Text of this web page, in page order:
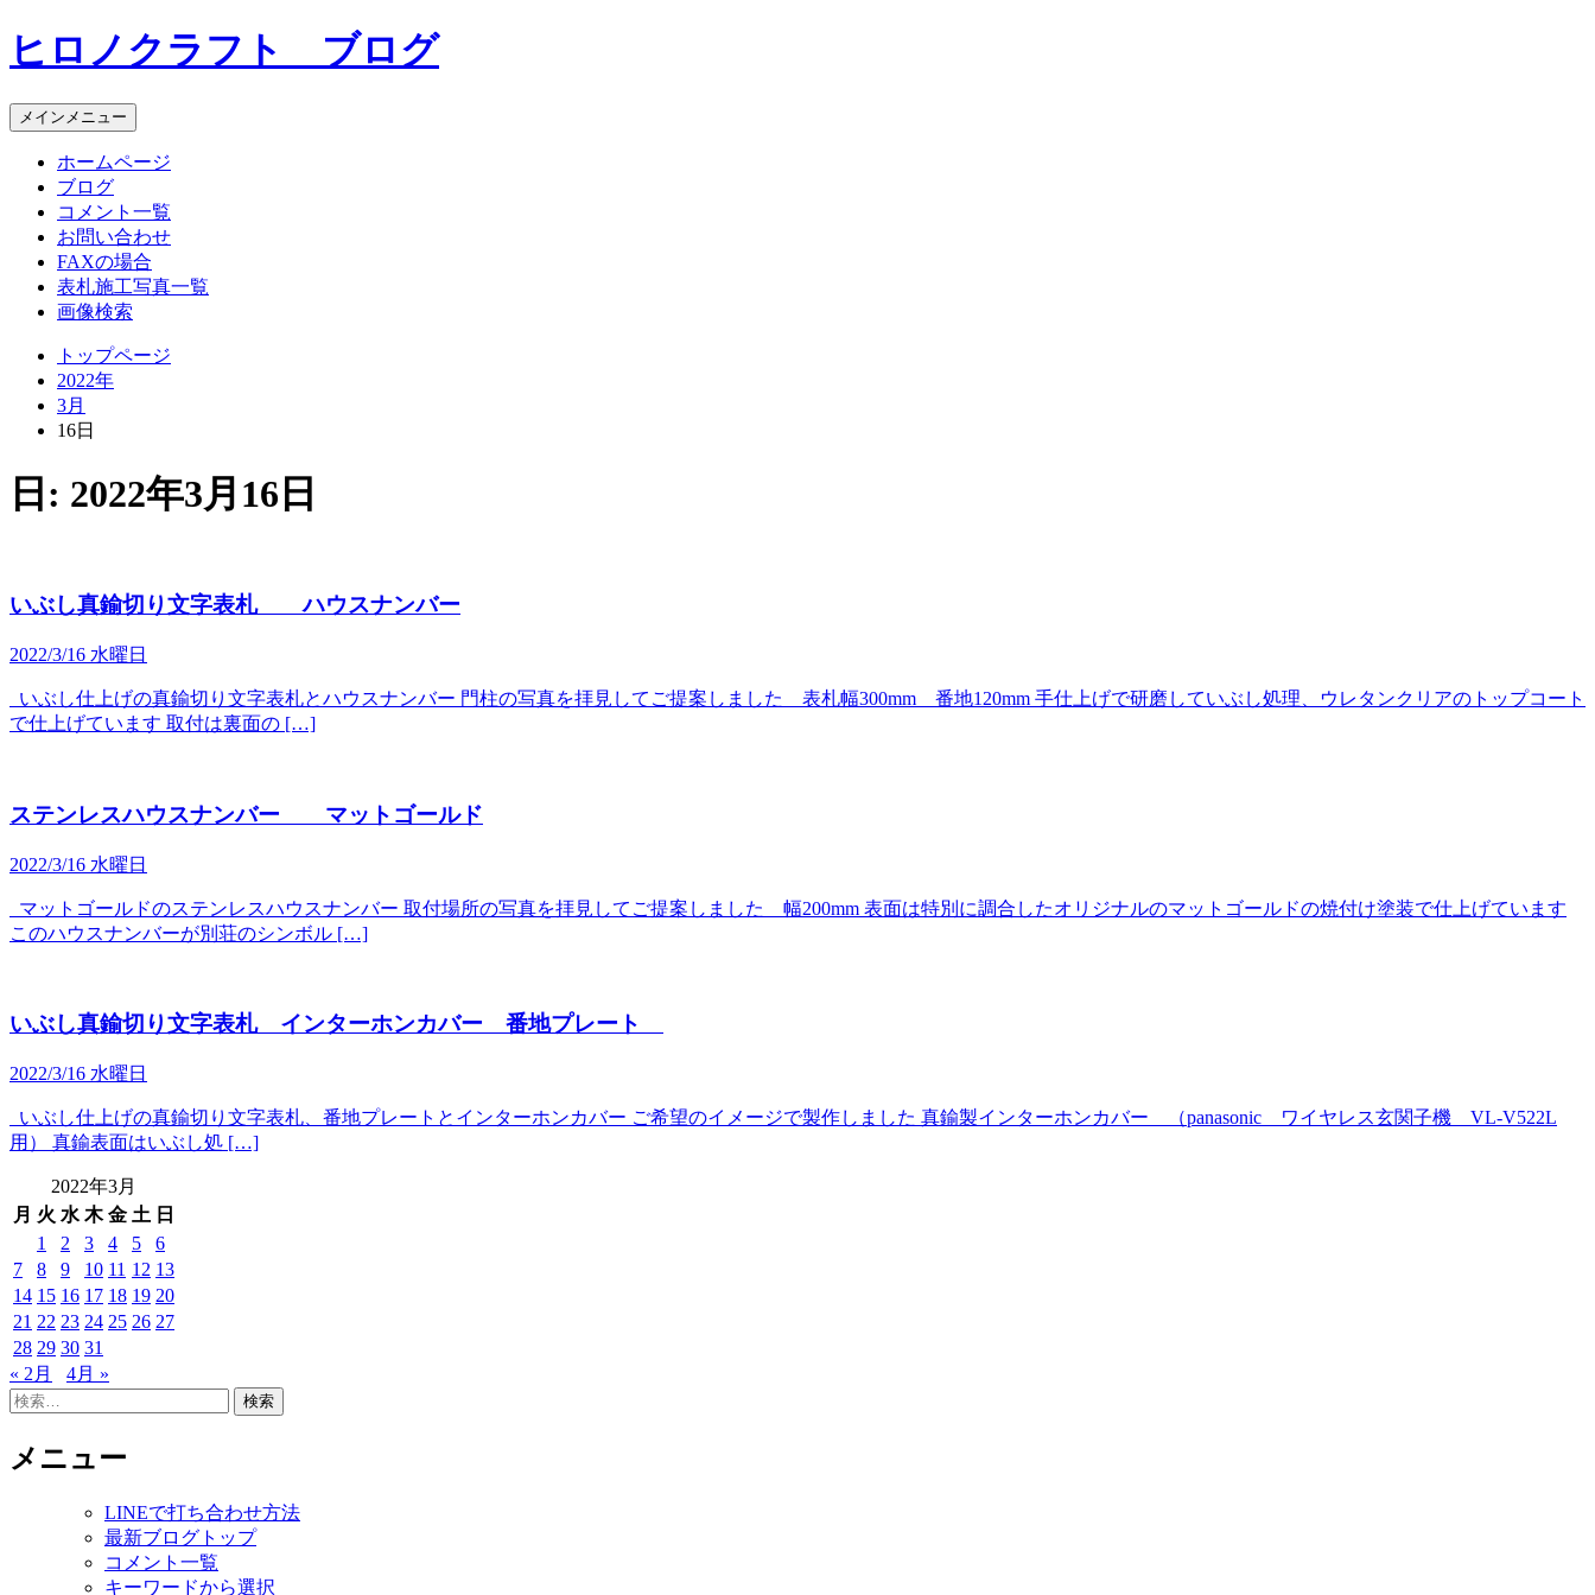
コ
ン
ン
ツ
ヒロノクラフト ブログ
メインメニュー
ホームページ
ブログ
コメント一覧
お問い合わせ
FAXの場合
表札施工写真一覧
画像検索
トップページ
2022年
3月
16日
日: 2022年3月16日
いぶし真鍮切り文字表札 ハウスナンバー
2022/3/16 水曜日
いぶし仕上げの真鍮切り文字表札とハウスナンバー 門柱の写真を拝見してご提案しました 表札幅300mm 番地120mm 手仕上げで研磨していぶし処理、ウレタンクリアのトップコート
で仕上げています 取付は裏面の […]
ステンレスハウスナンバー マットゴールド
2022/3/16 水曜日
マットゴールドのステンレスハウスナンバー 取付場所の写真を拝見してご提案しました 幅200mm 表面は特別に調合したオリジナルのマットゴールドの焼付け塗装で仕上げています
このハウスナンバーが別荘のシンボル […]
いぶし真鍮切り文字表札 インターホンカバー 番地プレート
2022/3/16 水曜日
いぶし仕上げの真鍮切り文字表札、番地プレートとインターホンカバー ご希望のイメージで製作しました 真鍮製インターホンカバー （panasonic ワイヤレス玄関子機 VL-V522L
用） 真鍮表面はいぶし処 […]
2022年3月
月 火 水 木 金 土 日
1
2 3 4 5
6
7
8 9 10 11 12 13
14 15 16 17 18 19 20
21 22 23 24 25 26 27
28 29 30 31
« 2月
4月 »
検
メニュー
LINEで打ち合わせ方法
最新ブログトップ
コメント一覧
キーワードから選択